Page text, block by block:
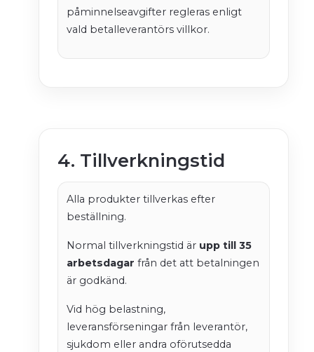
påminnelseavgifter regleras enligt
vald betalleverantörs villkor.
4. Tillverkningstid
Alla produkter tillverkas efter
beställning.
Normal tillverkningstid är upp till 35
arbetsdagar från det att betalningen
är godkänd.
Vid hög belastning,
leveransförseningar från leverantör,
sjukdom eller andra oförutsedda